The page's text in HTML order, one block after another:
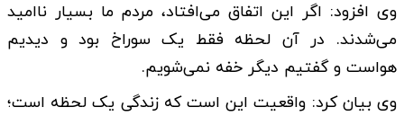
وی افزود: اگر این اتفاق می‌افتاد، مردم ما بسیار ناامید
می‌شدند. در آن لحظه فقط یک سوراخ بود و دیدیم
هواست و گفتیم دیگر خفه نمی‌شویم.
وی بیان کرد: واقعیت این است که زندگی یک لحظه است؛